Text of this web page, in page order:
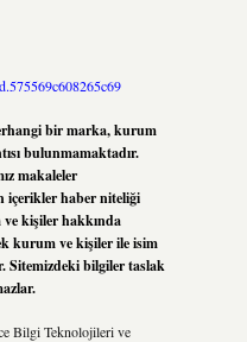
bir marka, kurum
bulunmamaktadır.
makaleler
içerikler haber niteliği
kişiler hakkında
kurum ve kişiler ile isim
Sitemizdeki bilgiler taslak
Bilgi Teknolojileri ve